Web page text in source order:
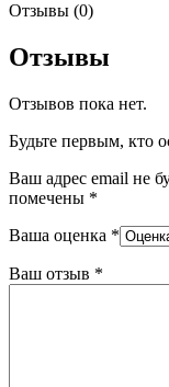
Отзывы (0)
Отзывы
Отзывов пока нет.
Будьте первым, кто
Ваш адрес email не
помечены *
Ваша оценка *
Ваш отзыв *